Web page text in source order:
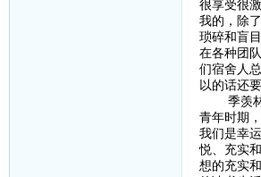
很享受很
我的，除
琐碎和盲
在各种团
们宿舍人
以的话还
季羡林
青年时期
我们是幸
悦、充实
想的充实